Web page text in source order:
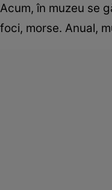
Acum, în muzeu se
foci, morse. Anual,